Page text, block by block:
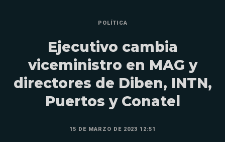
POLÍTICA
Ejecutivo cambia
viceministro en MAG y
directores de Diben, INTN,
Puertos y Conatel
15 DE MARZO DE 2023 12:51